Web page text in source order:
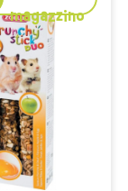
magazzino